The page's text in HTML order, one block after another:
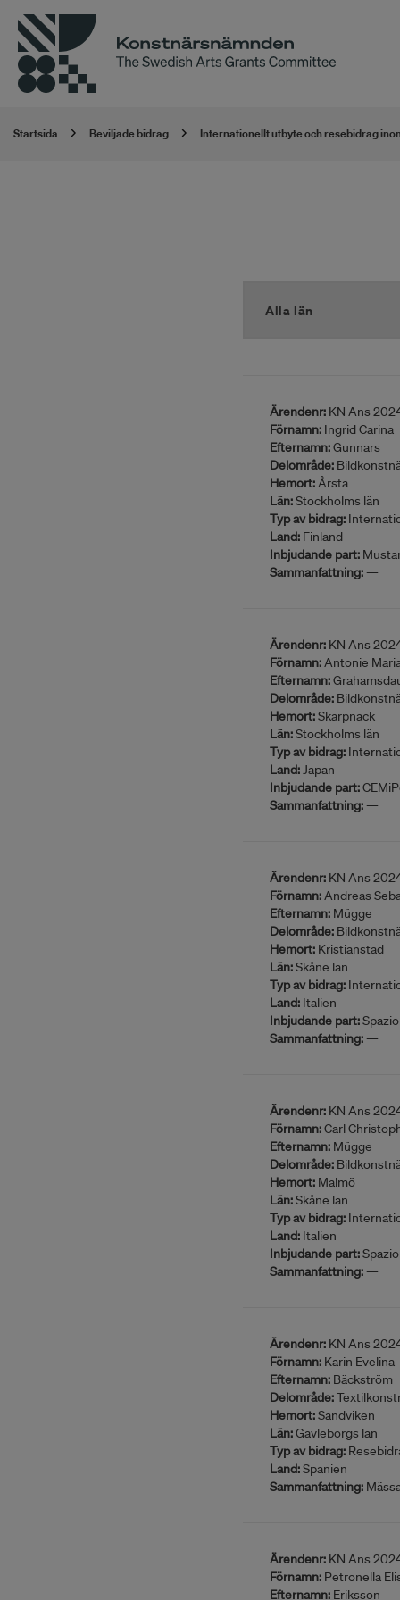
Startsida Beviljade bidrag Internationellt utbyte och resebidrag
Ärendenr:KN Ans
Förnamn:Ingrid Carina
Efternamn:Gunnars
Delområde:
Hemort:Årsta
Län:Stockholms län
Typ av bidrag:
Land:Finland
Inbjudande part:
Sammanfattning:—
Ärendenr:KN Ans
Förnamn:Antonie
Efternamn:
Delområde:
Hemort:Skarpnäck
Län:Stockholms län
Typ av bidrag:
Land:Japan
Inbjudande part:
Sammanfattning:—
Ärendenr:KN Ans
Förnamn:Andreas
Efternamn:Mügge
Delområde:
Hemort:Kristianstad
Län:Skåne län
Typ av bidrag:
Land:Italien
Inbjudande part:
Sammanfattning:—
Ärendenr:KN Ans
Förnamn:Carl
Efternamn:Mügge
Delområde:
Hemort:Malmö
Län:Skåne län
Typ av bidrag:
Land:Italien
Inbjudande part:
Sammanfattning:—
Ärendenr:KN Ans
Förnamn:Karin Evelina
Efternamn:Bäckström
Delområde:
Hemort:Sandviken
Län:Gävleborgs län
Typ av bidrag:
Land:Spanien
Sammanfattning:
Ärendenr:KN Ans
Förnamn:Petronella
Efternamn:Eriksson